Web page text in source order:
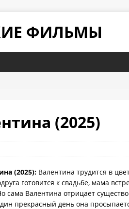
ФИЛЬМЫ
(2025)
(2025): Валентина трудится в
готовится к свадьбе, мама
сама Валентина отрицает
прекрасный день она